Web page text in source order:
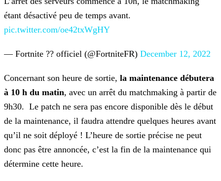
étant désactivé peu de temps avant.
pic.twitter.com/oe42txWgHY
— Fortnite ?? officiel (@FortniteFR) December 12, 2022
Concernant son heure de sortie, la maintenance débutera
à 10 h du matin, avec un arrêt du matchmaking à partir de
9h30. Le patch ne sera pas encore disponible dès le début
de la maintenance, il faudra attendre quelques heures avant
qu’il ne soit déployé ! L’heure de sortie précise ne peut
donc pas être annoncée, c’est la fin de la maintenance qui
détermine cette heure.